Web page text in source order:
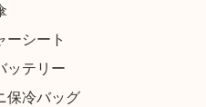
ーシート
ッテリー
保冷バッグ